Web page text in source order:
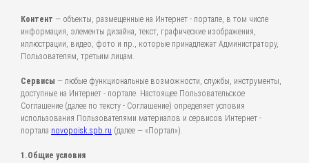
Контент — объекты, размещенные на Интернет - портале, в том числе
информация, элементы дизайна, текст, графические изображения,
иллюстрации, видео, фото и пр., которые принадлежат Администратору,
Пользователям, третьим лицам.
Сервисы — любые функциональные возможности, службы, инструменты,
доступные на Интернет - портале. Настоящее Пользовательское
Соглашение (далее по тексту - Соглашение) определяет условия
использования Пользователями материалов и сервисов Интернет -
портала novopoisk.spb.ru (далее — «Портал»).
1.Общие условия